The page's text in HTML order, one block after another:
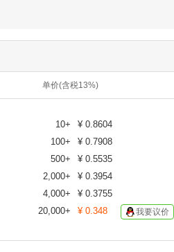
1A
3A
4A
5A
20A
25A
30A
单价(含税13%)
10+ ¥ 0.8604
100+ ¥ 0.7908
500+ ¥ 0.5535
2,000+ ¥ 0.3954
4,000+ ¥ 0.3755
20,000+ ¥ 0.348 我要议价